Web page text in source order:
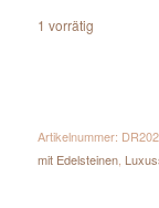
1 vorrätig
Artikelnummer:
mit Edelsteinen,